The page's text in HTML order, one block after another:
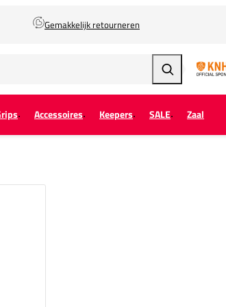
Gemakkelijk retourneren
Zoeken
Accessoires Keepers SALE Zaal